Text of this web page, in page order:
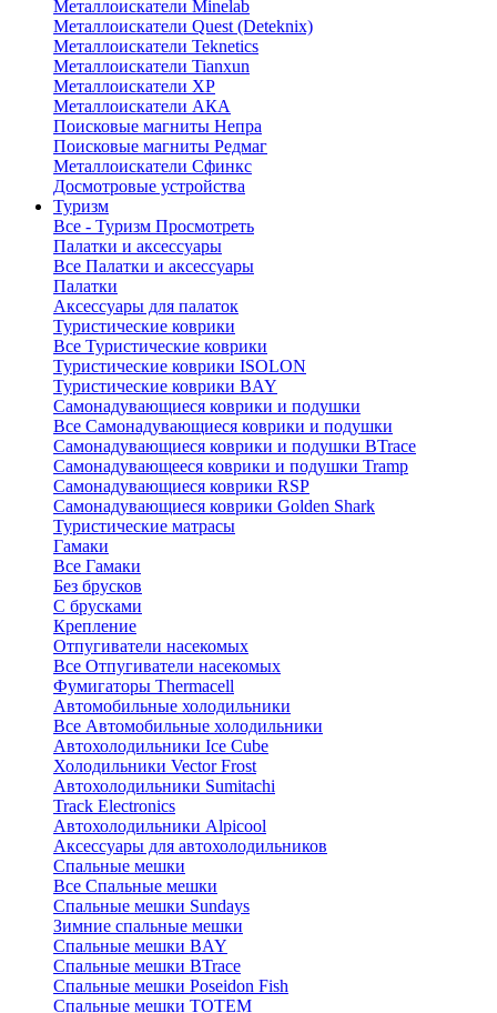
Металлоискатели Minelab
Металлоискатели Quest (Deteknix)
Металлоискатели Teknetics
Металлоискатели Tianxun
Металлоискатели XP
Металлоискатели АКА
Поисковые магниты Непра
Поисковые магниты Редмаг
Металлоискатели Сфинкс
Досмотровые устройства
Туризм
Все - Туризм Просмотреть
Палатки и аксессуары
Все Палатки и аксессуары
Палатки
Аксессуары для палаток
Туристические коврики
Все Туристические коврики
Туристические коврики ISOLON
Туристические коврики BAY
Самонадувающиеся коврики и подушки
Все Самонадувающиеся коврики и подушки
Самонадувающиеся коврики и подушки BTrace
Самонадувающееся коврики и подушки Tramp
Самонадувающиеся коврики RSP
Самонадувающиеся коврики Golden Shark
Туристические матрасы
Гамаки
Все Гамаки
Без брусков
С брусками
Крепление
Отпугиватели насекомых
Все Отпугиватели насекомых
Фумигаторы Thermacell
Автомобильные холодильники
Все Автомобильные холодильники
Автохолодильники Ice Cube
Холодильники Vector Frost
Автохолодильники Sumitachi
Track Electronics
Автохолодильники Alpicool
Аксессуары для автохолодильников
Спальные мешки
Все Спальные мешки
Спальные мешки Sundays
Зимние спальные мешки
Спальные мешки BAY
Спальные мешки BTrace
Спальные мешки Poseidon Fish
Спальные мешки ТОТЕМ